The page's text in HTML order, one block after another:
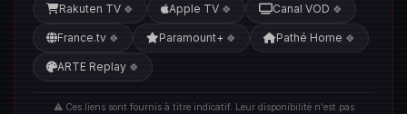
Rakuten TV 🍀 Apple TV 🍀 Canal VOD 🍀
France.tv 🍀 Paramount+ 🍀 Pathé Home 🍀
ARTE Replay 🍀
⚠️ Ces liens sont fournis à titre indicatif. Leur disponibilité n'est pas